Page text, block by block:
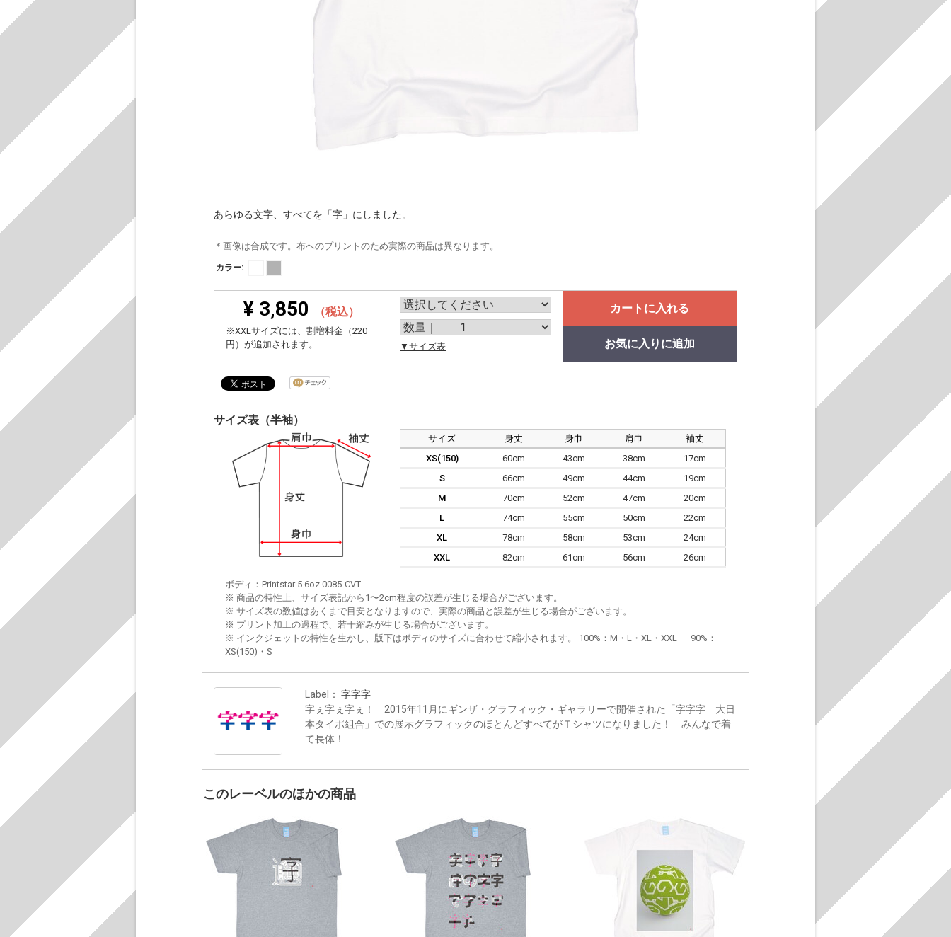
あらゆる文字、すべてを「字」にしました。
＊画像は合成です。布へのプリントのため実際の商品は異なります。
カラー:
¥ 3,850 （税込）
※XXLサイズには、割増料金（220
円）が追加されます。
▼サイズ表
カートに入れる
お気に入りに追加
サイズ表（半袖）
サイズ 身丈 身巾 肩巾
袖丈
XS(150)
60cm 43cm 38cm
17cm
S
66cm 49cm 44cm
19cm
M
70cm 52cm 47cm
20cm
L
74cm 55cm 50cm
22cm
XL
78cm 58cm 53cm
24cm
XXL
82cm 61cm 56cm 26cm
ボディ：Printstar 5.6oz 0085-CVT
※ 商品の特性上、サイズ表記から1〜2cm程度の誤差が生じる場合がございます。
※ サイズ表の数値はあくまで目安となりますので、実際の商品と誤差が生じる場合がございます。
※ プリント加工の過程で、若干縮みが生じる場合がございます。
※ インクジェットの特性を生かし、版下はボディのサイズに合わせて縮小されます。 100%：M・L・XL・XXL ｜ 90%：
XS(150)・S
Label： 字字字
字ぇ字ぇ字ぇ！ 2015年11月にギンザ・グラフィック・ギャラリーで開催された「字字字 大日
本タイポ組合」での展示グラフィックのほとんどすべてがＴシャツになりました！ みんなで着
て長体！
このレーベルのほかの商品